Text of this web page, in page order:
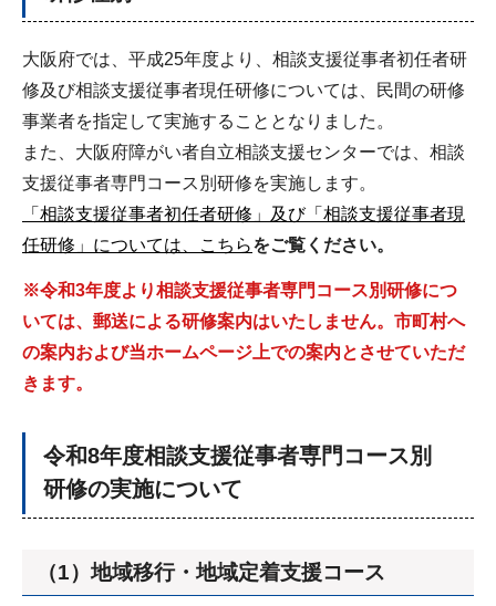
大阪府では、平成25年度より、相談支援従事者初任者研
修及び相談支援従事者現任研修については、民間の研修
事業者を指定して実施することとなりました。
また、大阪府障がい者自立相談支援センターでは、相談
支援従事者専門コース別研修を実施します。
「相談支援従事者初任者研修」及び「相談支援従事者現
任研修」については、こちらをご覧ください。
※令和3年度より相談支援従事者専門コース別研修につ
いては、郵送による研修案内はいたしません。市町村へ
の案内および当ホームページ上での案内とさせていただ
きます。
令和8年度相談支援従事者専門コース別
研修の実施について
（1）地域移行・地域定着支援コース